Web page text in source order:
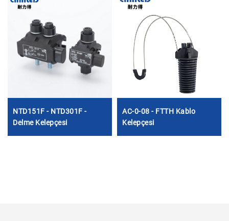
NTD151F - NTD301F -
Delme Kelepçesi
AC-0-08 - FTTH Kablo
Kelepçesi